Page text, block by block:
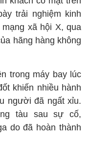
trải nghiệm kinh
xã hội X, qua
hãng hàng không
trong máy bay lúc
khiến nhiều hành
người đã ngất xỉu.
tàu sau sự cố,
do đã hoàn thành